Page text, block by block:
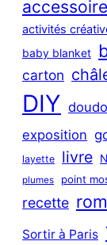
h
activités
baby blanket
carton
DIY
exposition
layette livre
plumes point
recette
Sortir à Paris